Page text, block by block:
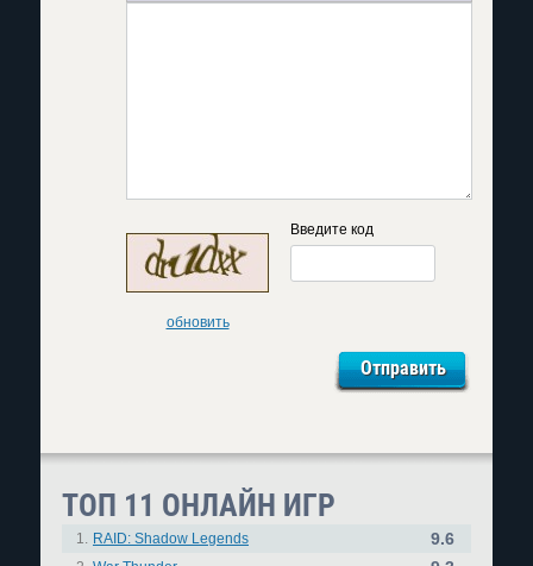
обновить
Введите код
ТОП 11 ОНЛАЙН ИГР
1. RAID: Shadow Legends 9.6